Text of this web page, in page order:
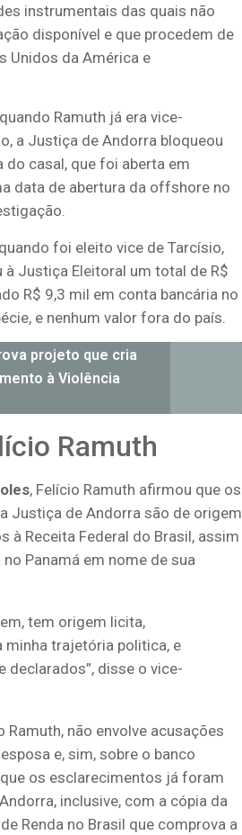
instrumentais das quais não
disponível e que procedem de
Unidos da América e
Ramuth já era vice-
a Justiça de Andorra bloqueou
do casal, que foi aberta em
data de abertura da offshore no
foi eleito vice de Tarcísio,
à Justiça Eleitoral um total de R$
R$ 9,3 mil em conta bancária no
e nenhum valor fora do país.
projeto que cria
à Violência
Ramuth
, Felício Ramuth afirmou que os
Justiça de Andorra são de origem
à Receita Federal do Brasil, assim
Panamá em nome de sua
tem origem licita,
minha trajetória politica, e
declarados”, disse o vice-
Ramuth, não envolve acusações
e, sim, sobre o banco
que os esclarecimentos já foram
inclusive, com a cópia da
Renda no Brasil que comprova a